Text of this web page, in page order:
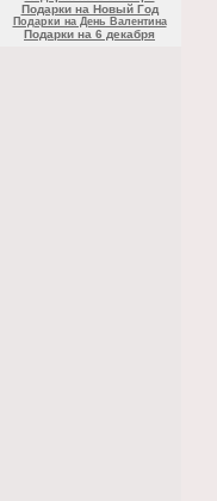
Подарки на Новый Год
Подарки на День Валентина
Подарки на 6 декабря